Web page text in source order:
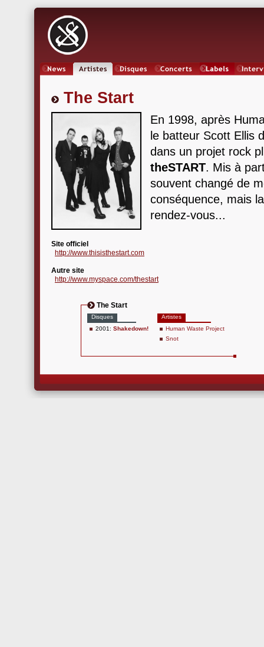
The Start
En 1998, après
le batteur Scott Ellis
dans un projet rock
theSTART. Mis à
souvent changé de
conséquence, mais
rendez-vous...
Site officiel
http://www.thisisthestart.com
Autre site
http://www.myspace.com/thestart
The Start
Disques
2001: Shakedown!
Artistes
Human Waste Project
Snot